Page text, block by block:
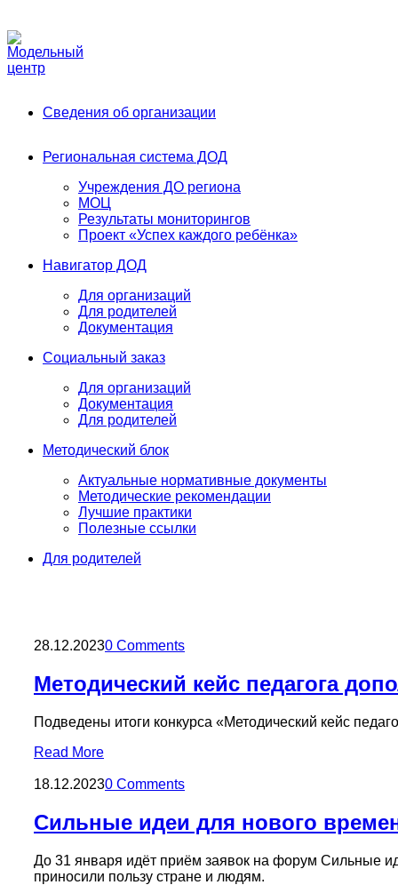
Сведения об организации
Региональная система ДОД
Учреждения ДО региона
МОЦ
Результаты мониторингов
Проект «Успех каждого ребёнка»
Навигатор ДОД
Для организаций
Для родителей
Документация
Социальный заказ
Для организаций
Документация
Для родителей
Методический блок
Актуальные нормативные документы
Методические рекомендации
Лучшие практики
Полезные ссылки
Для родителей
28.12.20230 Comments
Методический кейс педагога
Подведены итоги конкурса «Методический кейс
Read More
18.12.20230 Comments
Сильные идеи для нового
До 31 января идёт приём заявок на форум Сильные
приносили пользу стране и людям.